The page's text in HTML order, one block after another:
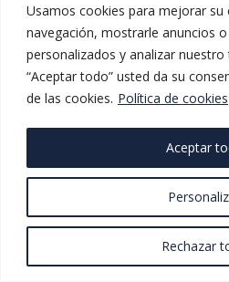
Usamos cookies para mejorar su
navegación, mostrarle anuncios
personalizados y analizar
“Aceptar todo” usted da su
de las cookies. Política de cookies
Rechazar
Aceptar
feedback
Bono
Soporte vía WhatsApp
(24 horas de máximo de
3 llamadas de venta
único)